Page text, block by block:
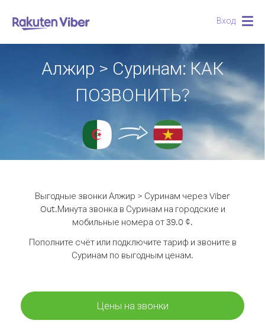
Вход
Алжир > Суринам: КАК
ПОЗВОНИТЬ?
Выгодные звонки Алжир > Суринам через Viber
Out.Минута звонка в Суринам на городские и
мобильные номера от 39.0 ¢.
Пополните счёт или подключите тариф и звоните в
Суринам по выгодным ценам.
Цены на звонки